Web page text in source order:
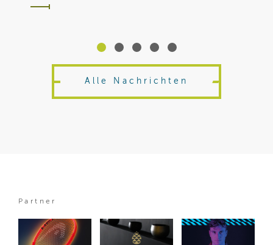
Alle Nachrichten
Partner